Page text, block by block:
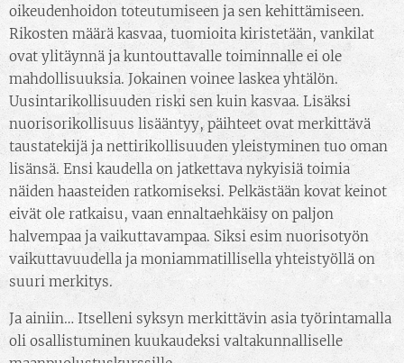
oikeudenhoidon toteutumiseen ja sen kehittämiseen.
Rikosten määrä kasvaa, tuomioita kiristetään, vankilat
ovat ylitäynnä ja kuntouttavalle toiminnalle ei ole
mahdollisuuksia. Jokainen voinee laskea yhtälön.
Uusintarikollisuuden riski sen kuin kasvaa. Lisäksi
nuorisorikollisuus lisääntyy, päihteet ovat merkittävä
taustatekijä ja nettirikollisuuden yleistyminen tuo oman
lisänsä. Ensi kaudella on jatkettava nykyisiä toimia
näiden haasteiden ratkomiseksi. Pelkästään kovat keinot
eivät ole ratkaisu, vaan ennaltaehkäisy on paljon
halvempaa ja vaikuttavampaa. Siksi esim nuorisotyön
vaikuttavuudella ja moniammatillisella yhteistyöllä on
suuri merkitys.
Ja ainiin… Itselleni syksyn merkittävin asia työrintamalla
oli osallistuminen kuukaudeksi valtakunnalliselle